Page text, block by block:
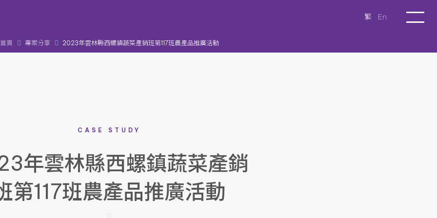
繁 En
首頁 專案分享 2023年雲林縣西螺鎮蔬菜產銷班第117班農產品推廣活動
CASE STUDY
年雲林縣西螺鎮蔬菜產銷
第117班農產品推廣活動